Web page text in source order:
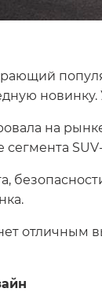
на
сегмента
отличным